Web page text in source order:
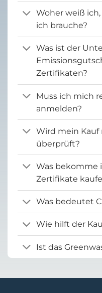
Woher weiß
ich brauche?
Was ist der
Zertifikaten?
Muss ich mich
anmelden?
Wird mein
überprüft?
Was bekomme
Zertifikate
Was bedeutet
Wie hilft der
Ist das